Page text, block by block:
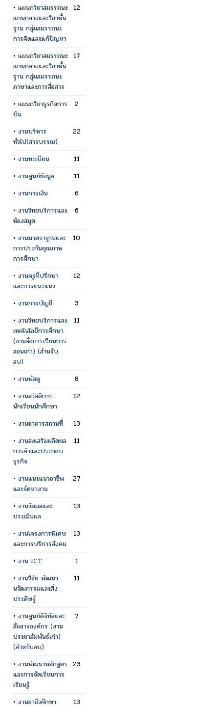
• แผนกวิชาสมรรถนะ
แกนกลางและวิชาพื้น
ฐาน กลุ่มสมรรถนะ
การคิดและแก้ปัญหา
12
• แผนกวิชาสมรรถนะ
แกนกลางและวิชาพื้น
ฐาน กลุ่มสมรรถนะ
ภาษาและการสื่อสาร
17
• แผนกวิชาธุรกิจการ
บิน
2
• งานบริหาร
ทั่วไป(สารบรรณ)
22
• งานทะเบียน
11
• งานศูนย์ข้อมูล
11
• งานการเงิน
6
• งานวิทยบริการและ
ห้องสมุด
6
• งานมาตราฐานและ
การประกันคุณภาพ
การศึกษา
10
• งานครูที่ปรึกษา
และการแนะแนว
12
• งานการบัญชี
3
• งานวิทยบริการและ
เทคโนโลยีการศึกษา
(งานสื่อการเรียนการ
สอนเก่า) (สำหรับ
ลบ)
11
• งานพัสดุ
8
• งานสวัสดิการ
นักเรียนนักศึกษา
12
• งานอาคารสถานที่
13
• งานส่งเสริมผลิตผล
การค้าและประกอบ
ธุรกิจ
11
• งานแนะแนวอาชีพ
และจัดหางาน
27
• งานวัดผลและ
ประเมินผล
13
• งานโครงการพิเศษ
และการบริการสังคม
13
• งาน ICT
1
• งานวิจัย พัฒนา
นวัฒกรรมและสิ่ง
ประดิษฐ์
11
• งานศูนย์ดิจิทัลและ
สื่อสารองค์กร (งาน
ประชาสัมพันธ์เก่า)
(สำหรับลบ)
7
• งานพัฒนาหลักสูตร
และการจัดเรียนการ
เรียนรู้
23
• งานอาชีวศึกษา
13